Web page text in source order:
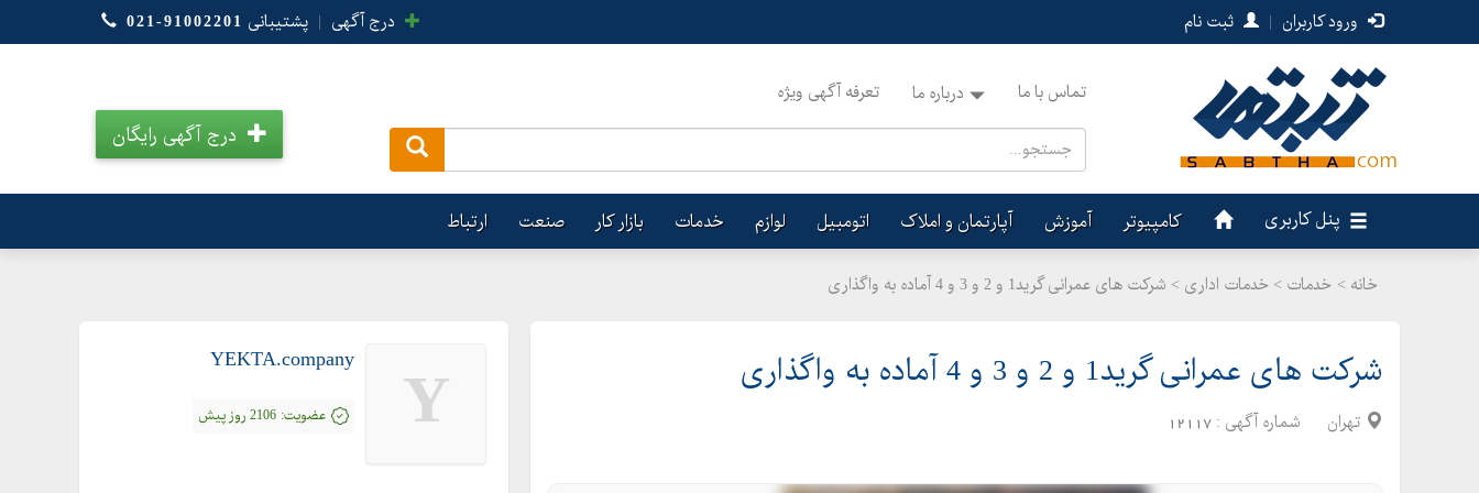
ورود کاربران | ثبت نام درج آگهی | پشتیبانی 021-91002201
تماس با ما درباره ما تعرفه آگهی ویژه
درج آگهی رایگان
پنل کاربری کامپیوتر آموزش آپارتمان و املاک اتومبیل لوازم خدمات بازار کار صنعت ارتباط
خانه > خدمات > خدمات اداری > شرکت های عمرانی گرید1 و 2 و 3 و 4 آماده به واگذاری
شرکت های عمرانی گرید1 و 2 و 3 و 4 آماده به واگذاری
تهران شماره آگهی : 12117
Y
YEKTA.company
عضویت: 2106 روز پیش